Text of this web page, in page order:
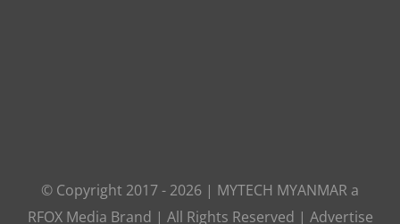
© Copyright 2017 - 2026 | MYTECH MYANMAR a
RFOX Media Brand | All Rights Reserved | Advertise